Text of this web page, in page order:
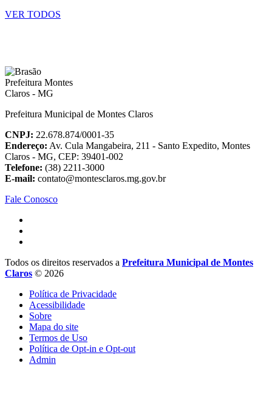
VER TODOS
Prefeitura Municipal de Montes Claros
CNPJ: 22.678.874/0001-35
Endereço: Av. Cula Mangabeira, 211 - Santo Expedito, Montes
Claros - MG, CEP: 39401-002
Telefone: (38) 2211-3000
E-mail: contato@montesclaros.mg.gov.br
Fale Conosco
Todos os direitos reservados a Prefeitura Municipal de Montes
Claros © 2026
Política de Privacidade
Acessibilidade
Sobre
Mapa do site
Termos de Uso
Política de Opt-in e Opt-out
Admin